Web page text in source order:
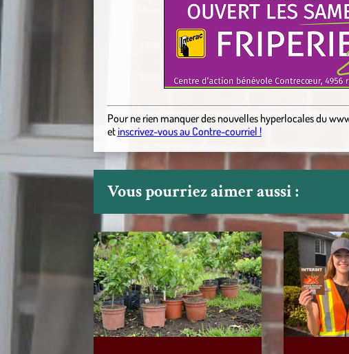
Pour ne rien manquer des nouvelles hyperlocalesdu
etinscrivez-vous au Contre-courriel !
Vous pourriez aimer aussi :